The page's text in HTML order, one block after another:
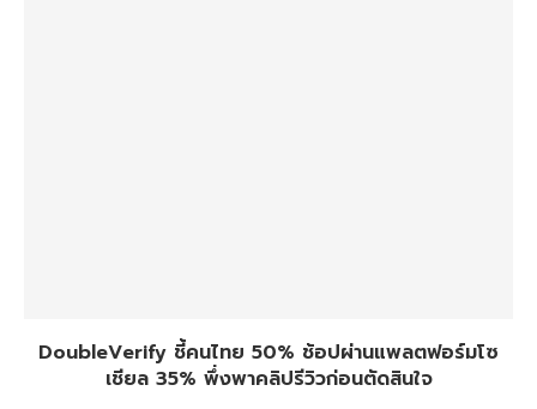
DoubleVerify ชี้คนไทย 50% ช้อปผ่านแพลตฟอร์มโซ
เชียล 35% พึ่งพาคลิปรีวิวก่อนตัดสินใจ